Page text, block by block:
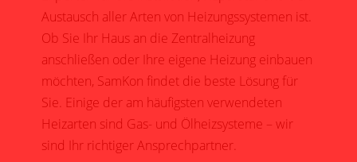
Austausch aller Arten von Heizungssystemen ist.
Ob Sie Ihr Haus an die Zentralheizung
anschließen oder Ihre eigene Heizung einbauen
möchten, SamKon findet die beste Lösung für
Sie. Einige der am häufigsten verwendeten
Heizarten sind Gas- und Ölheizsysteme – wir
sind Ihr richtiger Ansprechpartner.